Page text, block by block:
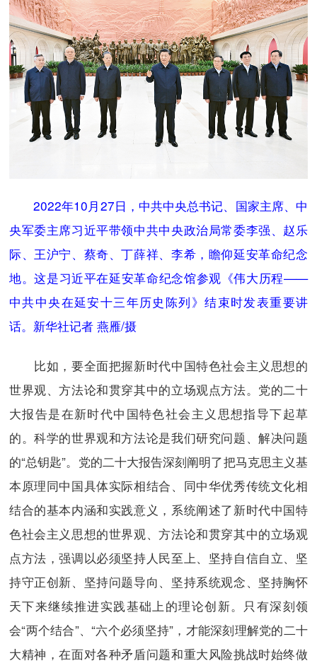
2022年10月27日，中共中央总书记、国家主席、中
央军委主席习近平带领中共中央政治局常委李强、赵乐
际、王沪宁、蔡奇、丁薛祥、李希，瞻仰延安革命纪念
地。这是习近平在延安革命纪念馆参观《伟大历程——
中共中央在延安十三年历史陈列》结束时发表重要讲
话。新华社记者 燕雁/摄
比如，要全面把握新时代中国特色社会主义思想的
世界观、方法论和贯穿其中的立场观点方法。党的二十
大报告是在新时代中国特色社会主义思想指导下起草
的。科学的世界观和方法论是我们研究问题、解决问题
的“总钥匙”。党的二十大报告深刻阐明了把马克思主义基
本原理同中国具体实际相结合、同中华优秀传统文化相
结合的基本内涵和实践意义，系统阐述了新时代中国特
色社会主义思想的世界观、方法论和贯穿其中的立场观
点方法，强调以必须坚持人民至上、坚持自信自立、坚
持守正创新、坚持问题导向、坚持系统观念、坚持胸怀
天下来继续推进实践基础上的理论创新。只有深刻领
会“两个结合”、“六个必须坚持”，才能深刻理解党的二十
大精神，在面对各种矛盾问题和重大风险挑战时始终做